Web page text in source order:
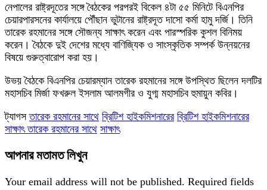
নেপালের রাষ্ট্রদূতের সঙ্গে বৈঠকের পরপরই বিকেল ৪টা ৫৫ মিনিটে বিএনপির
চেয়ারপারসনের কার্যালয়ে পৌঁছান ভুটানের রাষ্ট্রদূত দাসো কর্মা হামু দর্জি। তিনি
তারেক রহমানের সঙ্গে সৌজন্য সাক্ষাৎ করেন এবং পারস্পরিক কুশল বিনিময়
করেন। বৈঠকে দুই দেশের মধ্যে বাণিজ্যিক ও সাংস্কৃতিক সম্পর্ক উন্নয়নের
বিষয়ে গুরুত্বারোপ করা হয়।
উভয় বৈঠকে বিএনপির চেয়ারম্যান তারেক রহমানের সঙ্গে উপস্থিত ছিলেন দলটির
মহাসচিব মির্জা ফখরুল ইসলাম আলমগীর ও যুগ্ম মহাসচিব হুমায়ুন কবির।
ট্যাগসতারেক রহমানের সাথে ব্রিটিশ হাইকমিশনারের ব্রিটিশ হাইকমিশনারের
সাক্ষাৎ তারেক রহমানের সাথে সাক্ষাৎ
আপনার মতামত লিখুন
Your email address will not be published. Required fields